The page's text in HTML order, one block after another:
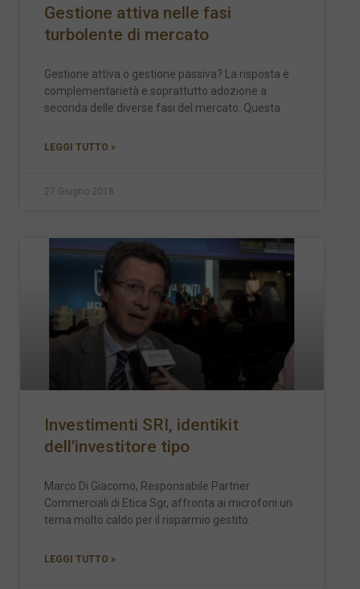
Gestione attiva nelle fasi
turbolente di mercato
Gestione attiva o gestione passiva? La risposta è
complementarietà e soprattutto adozione a
seconda delle diverse fasi del mercato. Questa
LEGGI TUTTO »
27 Giugno 2018
Investimenti SRI, identikit
dell’investitore tipo
Marco Di Giacomo, Responsabile Partner
Commerciali di Etica Sgr, affronta ai microfoni un
tema molto caldo per il risparmio gestito:
LEGGI TUTTO »